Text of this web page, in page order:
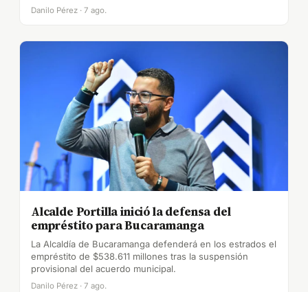
Danilo Pérez · 7 ago.
Alcalde Portilla inició la defensa del
empréstito para Bucaramanga
La Alcaldía de Bucaramanga defenderá en los estrados el
empréstito de $538.611 millones tras la suspensión
provisional del acuerdo municipal.
Danilo Pérez · 7 ago.